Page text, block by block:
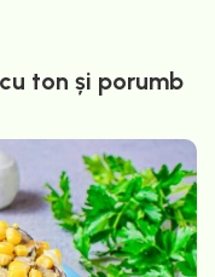
ton și porumb